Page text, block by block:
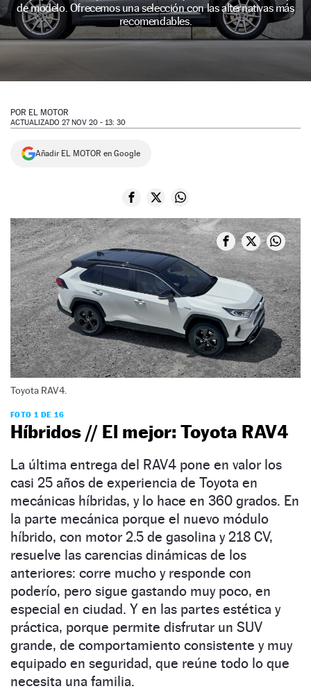
NEWSLETTER
de modelo. Ofrecemos una selección con las alternativas más
recomendables.
POR EL MOTOR
ACTUALIZADO 27 NOV 20 - 13: 30
Añadir EL MOTOR en Google
Toyota RAV4.
FOTO 1 DE 16
Híbridos // El mejor: Toyota RAV4
La última entrega del RAV4 pone en valor los
casi 25 años de experiencia de Toyota en
mecánicas híbridas, y lo hace en 360 grados. En
la parte mecánica porque el nuevo módulo
híbrido, con motor 2.5 de gasolina y 218 CV,
resuelve las carencias dinámicas de los
anteriores: corre mucho y responde con
poderío, pero sigue gastando muy poco, en
especial en ciudad. Y en las partes estética y
práctica, porque permite disfrutar un SUV
grande, de comportamiento consistente y muy
equipado en seguridad, que reúne todo lo que
necesita una familia.